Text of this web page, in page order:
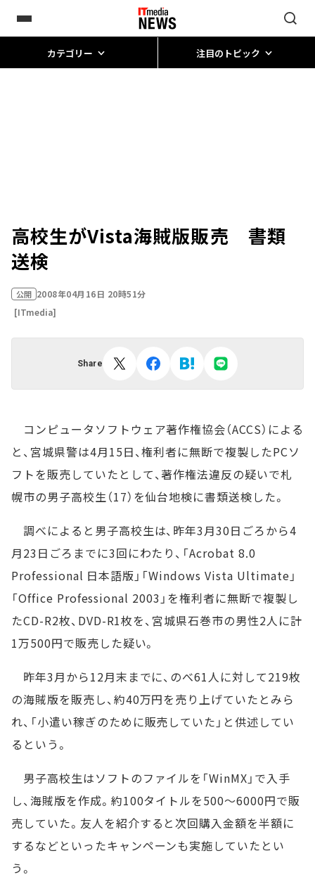
カテゴリー 注目のトピック
高校生がVista海賊版販売 書類
送検
公開 2008年04月16日 20時51分
[ITmedia]
Share
コンピュータソフトウェア著作権協会（ACCS）による
と、宮城県警は4月15日、権利者に無断で複製したPCソ
フトを販売していたとして、著作権法違反の疑いで札
幌市の男子高校生（17）を仙台地検に書類送検した。
調べによると男子高校生は、昨年3月30日ごろから4
月23日ごろまでに3回にわたり、「Acrobat 8.0
Professional 日本語版」「Windows Vista Ultimate」
「Office Professional 2003」を権利者に無断で複製し
たCD-R2枚、DVD-R1枚を、宮城県石巻市の男性2人に計
1万500円で販売した疑い。
昨年3月から12月末までに、のべ61人に対して219枚
の海賊版を販売し、約40万円を売り上げていたとみら
れ、「小遣い稼ぎのために販売していた」と供述してい
るという。
男子高校生はソフトのファイルを「WinMX」で入手
し、海賊版を作成。約100タイトルを500～6000円で販
売していた。友人を紹介すると次回購入金額を半額に
するなどといったキャンペーンも実施していたとい
う。